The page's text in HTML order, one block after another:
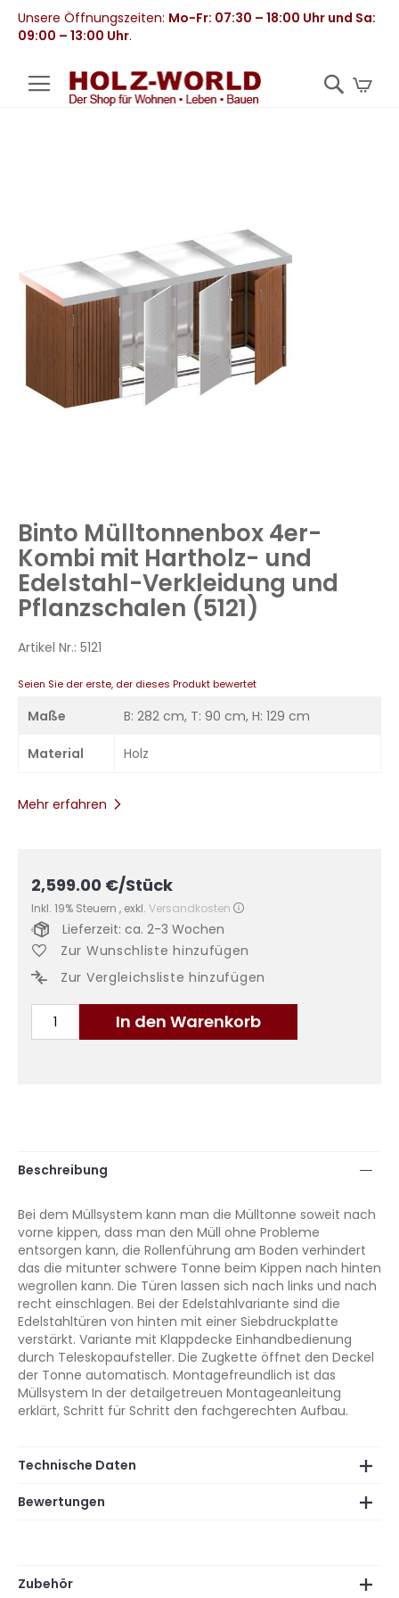
Unsere Öffnungszeiten: Mo-Fr: 07:30 – 18:00 Uhr und Sa:
09:00 – 13:00 Uhr.
der
Bildergalerie
springen
Binto Mülltonnenbox 4er-
Kombi mit Hartholz- und
Edelstahl-Verkleidung und
Pflanzschalen (5121)
Artikel Nr.: 5121
Seien Sie der erste, der dieses Produkt bewertet
Maße B: 282 cm, T: 90 cm, H: 129 cm
Material Holz
Mehr erfahren
2,599.00 €/Stück
Inkl. 19% Steuern , exkl. Versandkosten
In den Warenkorb
Lieferzeit: ca. 2-3 Wochen
Zur Wunschliste hinzufügen
Zur Vergleichsliste hinzufügen
Beschreibung
Bei dem Müllsystem kann man die Mülltonne soweit nach
vorne kippen, dass man den Müll ohne Probleme
entsorgen kann, die Rollenführung am Boden verhindert
das die mitunter schwere Tonne beim Kippen nach hinten
wegrollen kann. Die Türen lassen sich nach links und nach
recht einschlagen. Bei der Edelstahlvariante sind die
Edelstahltüren von hinten mit einer Siebdruckplatte
verstärkt. Variante mit Klappdecke Einhandbedienung
durch Teleskopaufsteller. Die Zugkette öffnet den Deckel
der Tonne automatisch. Montagefreundlich ist das
Müllsystem In der detailgetreuen Montageanleitung
erklärt, Schritt für Schritt den fachgerechten Aufbau.
Technische Daten
Bewertungen
Zubehör